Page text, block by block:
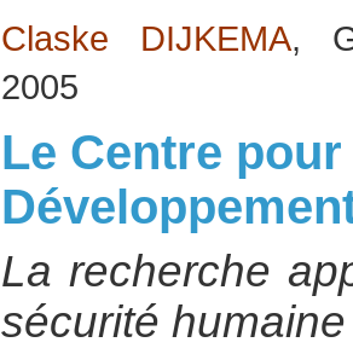
Claske DIJKEMA,
2005
Le Centre
La recherche
sécurité